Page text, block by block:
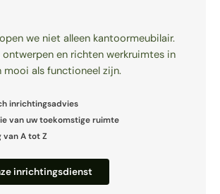
we niet alleen kantoor­meubilair.
ontwerpen en richten werkruimtes in
mooi als functioneel zijn.
inrichtingsadvies
van uw toekomstige ruimte
van A tot Z
inrichtingsdienst